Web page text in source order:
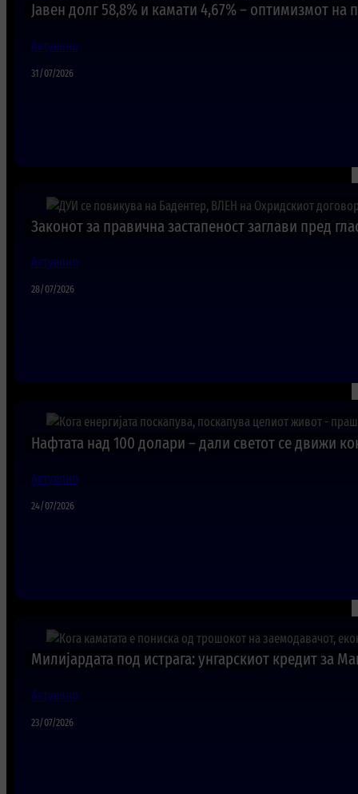
Јавен долг 58,8% и камати 4,67% – оптимизмот на
Актуелно
31/07/2026
Законот за правична застапеност заглави пред
Актуелно
28/07/2026
Нафтата над 100 долари – дали светот се движи
Актуелно
24/07/2026
Милијардата под истрага: унгарскиот кредит за
Актуелно
23/07/2026